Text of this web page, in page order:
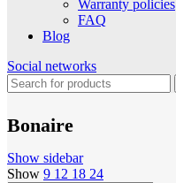
Warranty policies
FAQ
Blog
Social networks
Bonaire
Show sidebar
Show 9 12 18 24